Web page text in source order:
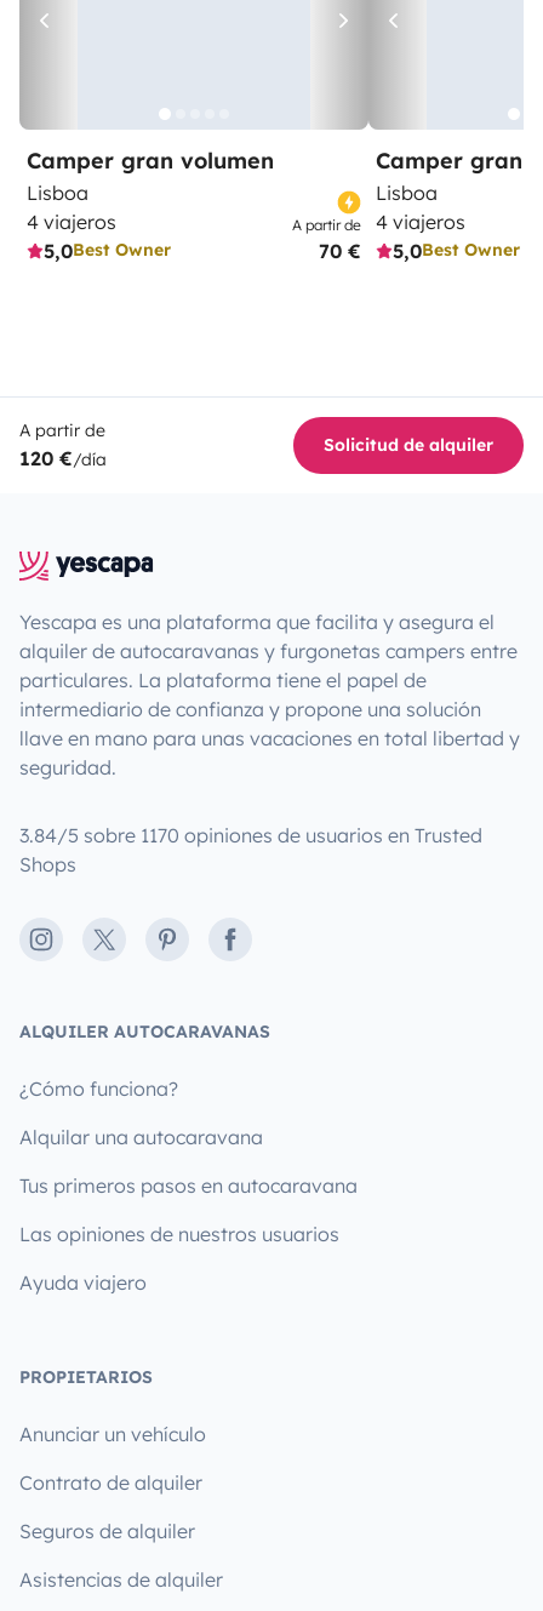
Camper gran volumen
Lisboa
4 viajeros
5,0Best Owner
A partir de
70 €
Camper gran
Lisboa
4 viajeros
5,0Best Owner
A partir de
120 €/día
Solicitud de alquiler
Yescapa es una plataforma que facilita y asegura el
alquiler de autocaravanas y furgonetas campers entre
particulares. La plataforma tiene el papel de
intermediario de confianza y propone una solución
llave en mano para unas vacaciones en total libertad y
seguridad.
3.84/5 sobre 1170 opiniones de usuarios en Trusted
Shops
Instagram
X PinterestFacebook
ALQUILER AUTOCARAVANAS
¿Cómo funciona?
Alquilar una autocaravana
Tus primeros pasos en autocaravana
Las opiniones de nuestros usuarios
Ayuda viajero
PROPIETARIOS
Anunciar un vehículo
Contrato de alquiler
Seguros de alquiler
Asistencias de alquiler